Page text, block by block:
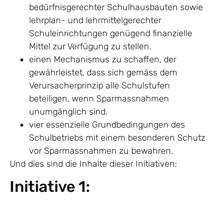
bedürfnisgerechter Schulhausbauten sowie
lehrplan- und lehrmittelgerechter
Schuleinrichtungen genügend finanzielle
Mittel zur Verfügung zu stellen.
einen Mechanismus zu schaffen, der
gewährleistet, dass sich gemäss dem
Verursacherprinzip alle Schulstufen
beteiligen, wenn Sparmassnahmen
unumgänglich sind.
vier essenzielle Grundbedingungen des
Schulbetriebs mit einem besonderen Schutz
vor Sparmassnahmen zu bewahren.
Und dies sind die Inhalte dieser Initiativen:
Initiative 1: